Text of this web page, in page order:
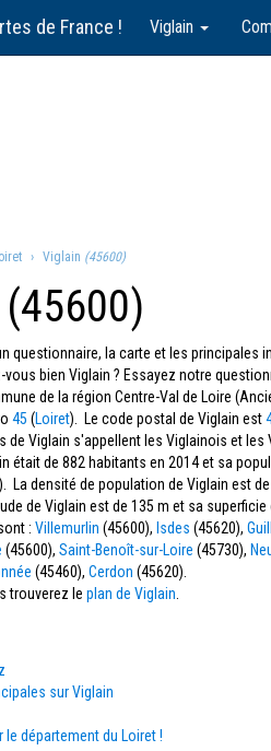
de France ! Viglain
Viglain (45600)
questionnaire, la carte et les principales
bien Viglain ? Essayez notre
de la région Centre-Val de Loire
45 (Loiret). Le code postal de Viglain est
de Viglain s'appellent les Viglainois et
était de 882 habitants en 2014 et sa
La densité de population de Viglain est
de Viglain est de 135 m et sa superficie
: Villemurlin (45600), Isdes (45620),
(45600), Saint-Benoît-sur-Loire (45730),
(45460), Cerdon (45620).
trouverez le plan de Viglain
sur Viglain
le département du Loiret !